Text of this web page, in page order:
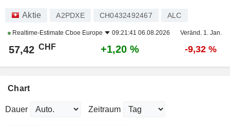
Aktie A2PDXE CH0432492467 ALC
Realtime-Estimate Cboe Europe 09:21:41 06.08.2026 Veränd. 1. Jan.
57,42 CHF +1,20 % -9,32 %
Chart
Dauer Zeitraum